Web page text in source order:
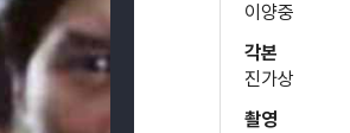
이양중
각본
진가상
촬영